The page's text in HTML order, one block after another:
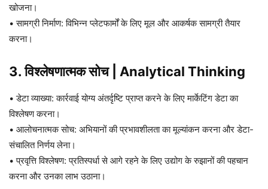
खोजना।
• सामग्री निर्माण: विभिन्न प्लेटफार्मों के लिए मूल और आकर्षक सामग्री तैयार
करना।
3. विश्लेषणात्मक सोच | Analytical Thinking
• डेटा व्याख्या: कार्रवाई योग्य अंतर्दृष्टि प्राप्त करने के लिए मार्केटिंग डेटा का
विश्लेषण करना।
• आलोचनात्मक सोच: अभियानों की प्रभावशीलता का मूल्यांकन करना और डेटा-
संचालित निर्णय लेना।
• प्रवृत्ति विश्लेषण: प्रतिस्पर्धा से आगे रहने के लिए उद्योग के रुझानों की पहचान
करना और उनका लाभ उठाना।